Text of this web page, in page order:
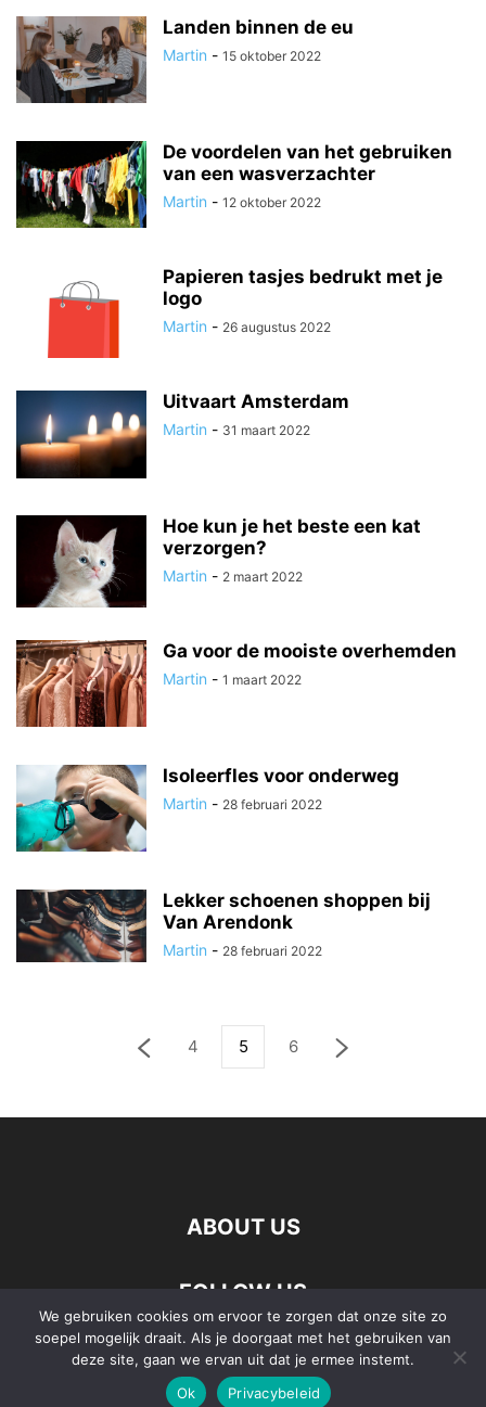
Landen binnen de eu
Martin - 15 oktober 2022
De voordelen van het gebruiken
van een wasverzachter
Martin - 12 oktober 2022
Papieren tasjes bedrukt met je
logo
Martin - 26 augustus 2022
Uitvaart Amsterdam
Martin - 31 maart 2022
Hoe kun je het beste een kat
verzorgen?
Martin - 2 maart 2022
Ga voor de mooiste overhemden
Martin - 1 maart 2022
Isoleerfles voor onderweg
Martin - 28 februari 2022
Lekker schoenen shoppen bij
Van Arendonk
Martin - 28 februari 2022
4 5 6
ABOUT US
FOLLOW US
©
We gebruiken cookies om ervoor te zorgen dat onze site zo
soepel mogelijk draait. Als je doorgaat met het gebruiken van
deze site, gaan we ervan uit dat je ermee instemt.
Ok
Privacybeleid